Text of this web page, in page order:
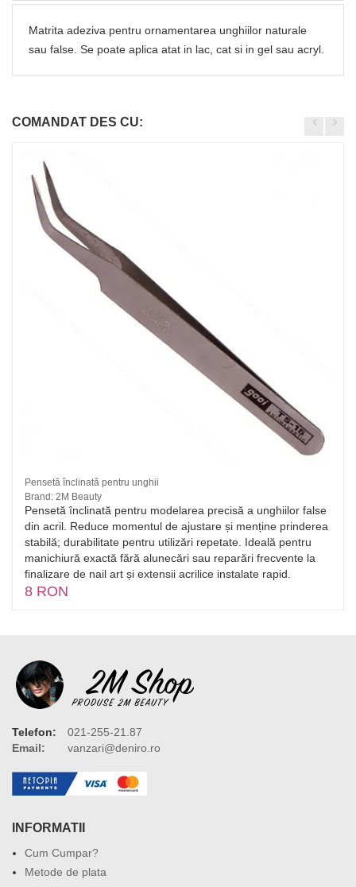
Matrita adeziva pentru ornamentarea unghiilor naturale
sau false. Se poate aplica atat in lac, cat si in gel sau acryl.
COMANDAT DES CU:
Pensetă înclinată pentru unghii
Brand: 2M Beauty
Pensetă înclinată pentru modelarea precisă a unghiilor false
din acril. Reduce momentul de ajustare și menține prinderea
stabilă; durabilitate pentru utilizări repetate. Ideală pentru
manichiură exactă fără alunecări sau reparări frecvente la
finalizare de nail art și extensii acrilice instalate rapid.
8 RON
Telefon:
021-255-21.87
Email:
vanzari@deniro.ro
INFORMATII
Cum Cumpar?
Metode de plata